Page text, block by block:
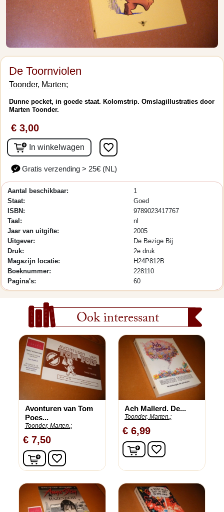
De Toornviolen
Toonder, Marten;
Dunne pocket, in goede staat. Kolomstrip. Omslagillustraties door
Marten Toonder.
€ 3,00
In winkelwagen favorite_border
Gratis verzending > 25€ (NL)
Aantal beschikbaar:
1
Staat:
Goed
ISBN:
9789023417767
Taal:
nl
Jaar van uitgifte:
2005
Uitgever:
De Bezige Bij
Druk:
2e druk
Magazijn locatie:
H24P812B
Boeknummer:
228110
Pagina's:
60
Ook interessant
Avonturen van Tom
Poes...
Toonder, Marten.;
€ 7,50
In winkelwagen
favorite_border
Ach Mallerd. De...
Toonder, Marten.;
€ 6,99
In winkelwagen
favorite_border